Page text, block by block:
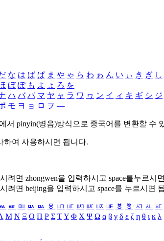
な は ば ぱ ま や ゃ ら わ ゎ ん い ぃ き ぎ し
ぼ ぽ も よ ょ ろ を
ハ バ パ マ ヤ ャ ラ ワ ヮ ン イ ィ キ ギ シ ジ
モ ヨ ョ ロ ヲ ―
서 pinyin(병음)방식으로 중국어를 변환할 수
하여 사용하시면 됩니다.
려면 zhongwen을 입력하시고 space를누르시
려면 beijing을 입력하시고 space를 누르시면
ㅭ ㅮ ㅯ ㅰ ㅱ ㅲ ㅳ ㅴ ㅵ ㅶ ㅷ ㅸ ㅹ ㅺ ㅻ ㅼ
Μ Ν Ξ Ο Π Ρ Σ ΤΥ Φ Χ Ψ Ω α β γ δ ε ζ η θ ι κ λ